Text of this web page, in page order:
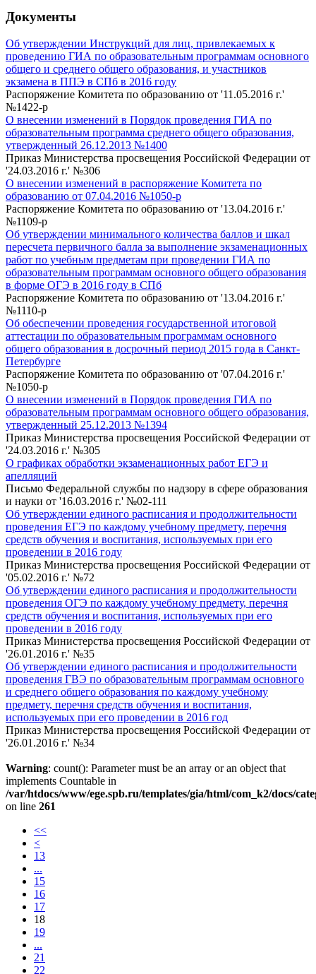
Документы
Об утверждении Инструкций для лиц, привлекаемых к
проведению ГИА по образовательным программам основного
общего и среднего общего образования, и участников
экзамена в ППЭ в СПб в 2016 году
Распоряжение Комитета по образованию от '11.05.2016 г.'
№1422-р
О внесении изменений в Порядок проведения ГИА по
образовательным программа среднего общего образования,
утвержденный 26.12.2013 №1400
Приказ Министерства просвещения Российской Федерации от
'24.03.2016 г.' №306
О внесении изменений в распоряжение Комитета по
образованию от 07.04.2016 №1050-р
Распоряжение Комитета по образованию от '13.04.2016 г.'
№1109-р
Об утверждении минимального количества баллов и шкал
пересчета первичного балла за выполнение экзаменационных
работ по учебным предметам при проведении ГИА по
образовательным программам основного общего образования
в форме ОГЭ в 2016 году в СПб
Распоряжение Комитета по образованию от '13.04.2016 г.'
№1110-р
Об обеспечении проведения государственной итоговой
аттестации по образовательным программам основного
общего образования в досрочный период 2015 года в Санкт-
Петербурге
Распоряжение Комитета по образованию от '07.04.2016 г.'
№1050-р
О внесении изменений в Порядок проведения ГИА по
образовательным программам основного общего образования,
утвержденный 25.12.2013 №1394
Приказ Министерства просвещения Российской Федерации от
'24.03.2016 г.' №305
О графиках обработки экзаменационных работ ЕГЭ и
апелляций
Письмо Федеральной службы по надзору в сфере образования
и науки от '16.03.2016 г.' №02-111
Об утверждении единого расписания и продолжительности
проведения ЕГЭ по каждому учебному предмету, перечня
средств обучения и воспитания, используемых при его
проведении в 2016 году
Приказ Министерства просвещения Российской Федерации от
'05.02.2016 г.' №72
Об утверждении единого расписания и продолжительности
проведения ОГЭ по каждому учебному предмету, перечня
средств обучения и воспитания, используемых при его
проведении в 2016 году
Приказ Министерства просвещения Российской Федерации от
'26.01.2016 г.' №35
Об утверждении единого расписания и продолжительности
проведения ГВЭ по образовательным программам основного
и среднего общего образования по каждому учебному
предмету, перечня средств обучения и воспитания,
используемых при его проведении в 2016 год
Приказ Министерства просвещения Российской Федерации от
'26.01.2016 г.' №34
Warning: count(): Parameter must be an array or an object that
implements Countable in
/var/htdocs/www/ege.spb.ru/templates/gia/html/com_k2/docs/
on line 261
<<
<
13
...
15
16
17
18
19
...
21
22